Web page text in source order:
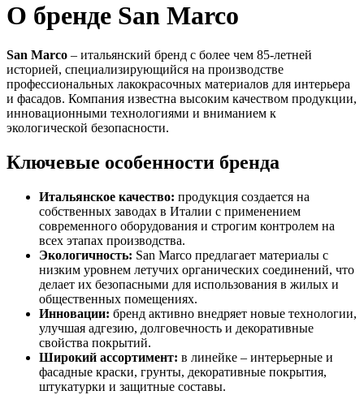
О бренде San Marco
San Marco – итальянский бренд с более чем 85-летней
историей, специализирующийся на производстве
профессиональных лакокрасочных материалов для интерьера
и фасадов. Компания известна высоким качеством продукции,
инновационными технологиями и вниманием к
экологической безопасности.
Ключевые особенности бренда
Итальянское качество: продукция создается на
собственных заводах в Италии с применением
современного оборудования и строгим контролем на
всех этапах производства.
Экологичность: San Marco предлагает материалы с
низким уровнем летучих органических соединений, что
делает их безопасными для использования в жилых и
общественных помещениях.
Инновации: бренд активно внедряет новые технологии,
улучшая адгезию, долговечность и декоративные
свойства покрытий.
Широкий ассортимент: в линейке – интерьерные и
фасадные краски, грунты, декоративные покрытия,
штукатурки и защитные составы.